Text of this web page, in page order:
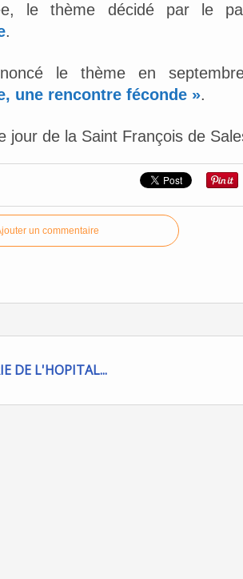
le thème décidé par le
.
le thème en
une rencontre féconde ».
jour de la Saint François de
un commentaire
DE L'HOPITAL...